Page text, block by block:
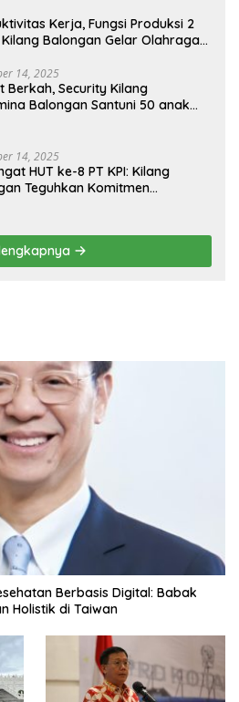
Kerja, Fungsi Produksi 2
Balongan Gelar Olahraga
14, 2025
Berkah, Security Kilang
Balongan Santuni 50 anak
14, 2025
HUT ke-8 PT KPI: Kilang
Teguhkan Komitmen
Berbasis Digital: Babak
Holistik di Taiwan